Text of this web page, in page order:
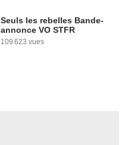
Seuls les rebelles Bande-
annonce VO STFR
109 623 vues